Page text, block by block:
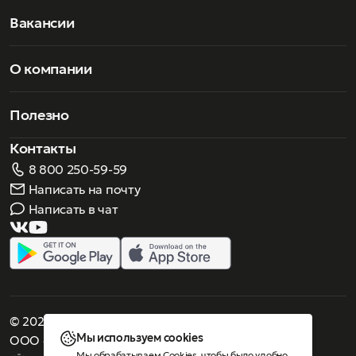
Вакансии
О компании
Полезно
Контакты
8 800 250-59-59
Написать на почту
Написать в чат
© 2026 Роскошное зрение. Все права защищены
ООО «Люнеттес-оптика»
Мы используем cookies